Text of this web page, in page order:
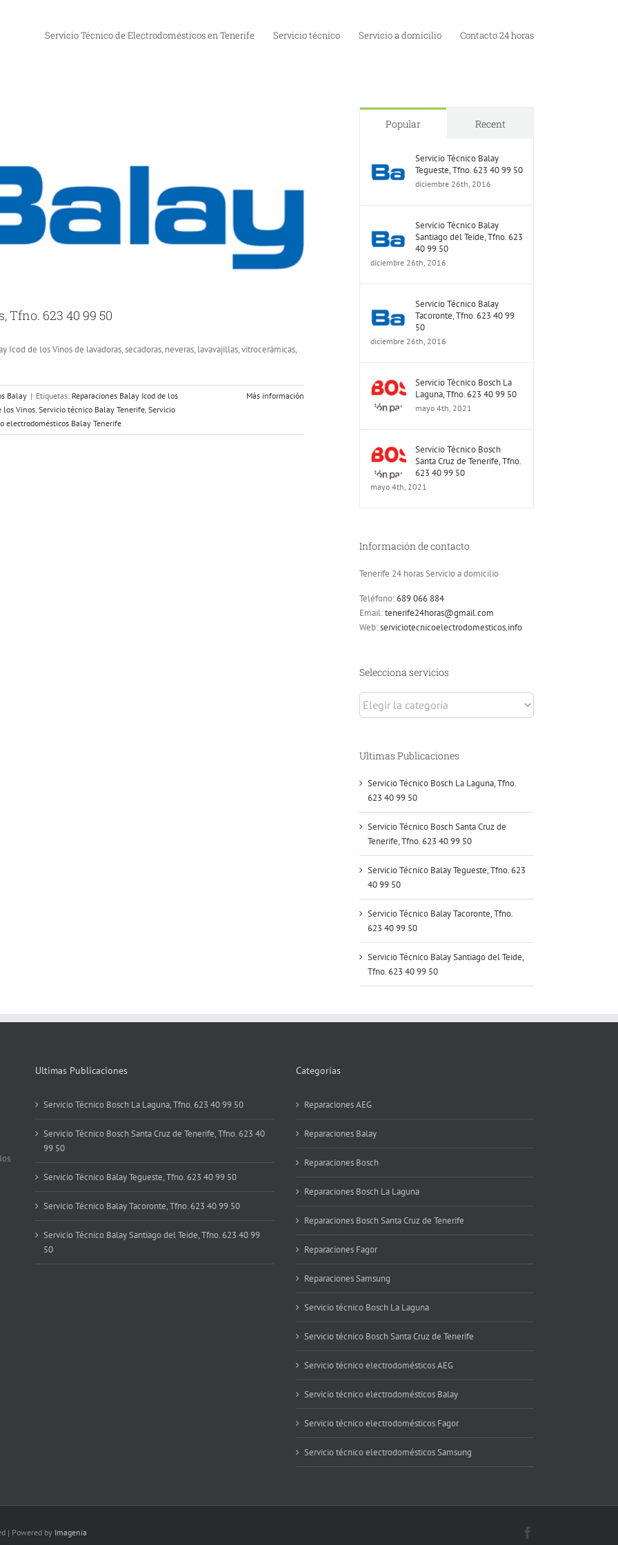
Servicio Técnico de Electrodomésticos en Tenerife Servicio técnico Servicio a domicilio Contacto 24 horas
Tfno. 623 40 99 50
de los Vinos de lavadoras, secadoras, neveras, lavavajillas, vitrocerámicas,
Balay | Etiquetas: Reparaciones Balay Icod de los
los Vinos Servicio técnico Balay Tenerife Servicio
electrodomésticos Balay Tenerife
Más información
Popular Recent
Servicio Técnico Balay
Tegueste, Tfno. 623 40 99 50
diciembre 26th, 2016
Servicio Técnico Balay
Santiago del Teide, Tfno. 623
40 99 50
diciembre 26th, 2016
Servicio Técnico Balay
Tacoronte, Tfno. 623 40 99
50
diciembre 26th, 2016
Servicio Técnico Bosch La
Laguna, Tfno. 623 40 99 50
mayo 4th, 2021
Servicio Técnico Bosch
Santa Cruz de Tenerife, Tfno.
623 40 99 50
mayo 4th, 2021
Información de contacto
Tenerife 24 horas Servicio a domicilio
Teléfono:689 066 884
Email:tenerife24horas@gmail.com
Web:serviciotecnicoelectrodomesticos.info
Selecciona servicios
Selecciona
servicios
Ultimas Publicaciones
Servicio Técnico Bosch La Laguna, Tfno.
623 40 99 50
Servicio Técnico Bosch Santa Cruz de
Tenerife, Tfno. 623 40 99 50
Servicio Técnico Balay Tegueste, Tfno. 623
40 99 50
Servicio Técnico Balay Tacoronte, Tfno.
623 40 99 50
Servicio Técnico Balay Santiago del Teide,
Tfno. 623 40 99 50
Ultimas Publicaciones
Servicio Técnico Bosch La Laguna, Tfno. 623 40 99 50
Servicio Técnico Bosch Santa Cruz de Tenerife, Tfno. 623 40
99 50
Servicio Técnico Balay Tegueste, Tfno. 623 40 99 50
Servicio Técnico Balay Tacoronte, Tfno. 623 40 99 50
Servicio Técnico Balay Santiago del Teide, Tfno. 623 40 99
50
Categorías
Reparaciones AEG
Reparaciones Balay
Reparaciones Bosch
Reparaciones Bosch La Laguna
Reparaciones Bosch Santa Cruz de Tenerife
Reparaciones Fagor
Reparaciones Samsung
Servicio técnico Bosch La Laguna
Servicio técnico Bosch Santa Cruz de Tenerife
Servicio técnico electrodomésticos AEG
Servicio técnico electrodomésticos Balay
Servicio técnico electrodomésticos Fagor
Servicio técnico electrodomésticos Samsung
| Powered by Imagenia